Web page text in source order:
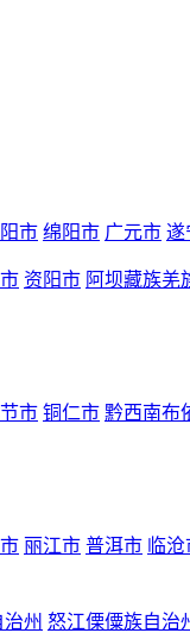
市 绵阳市 广元市 遂
资阳市 阿坝藏族羌
市 铜仁市 黔西南布
丽江市 普洱市 临
州 怒江傈僳族自治